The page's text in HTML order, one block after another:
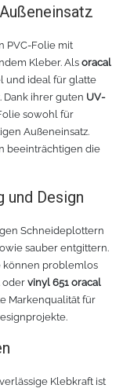
PVC-Folie mit
Kleber. Als oracal
und ideal für glatte
ihrer guten UV-
sowohl für
Außeneinsatz.
beeinträchtigen die
Design
Schneideplottern
sauber entgittern.
können problemlos
oder vinyl 651 oracal
Markenqualität für
Klebkraft ist